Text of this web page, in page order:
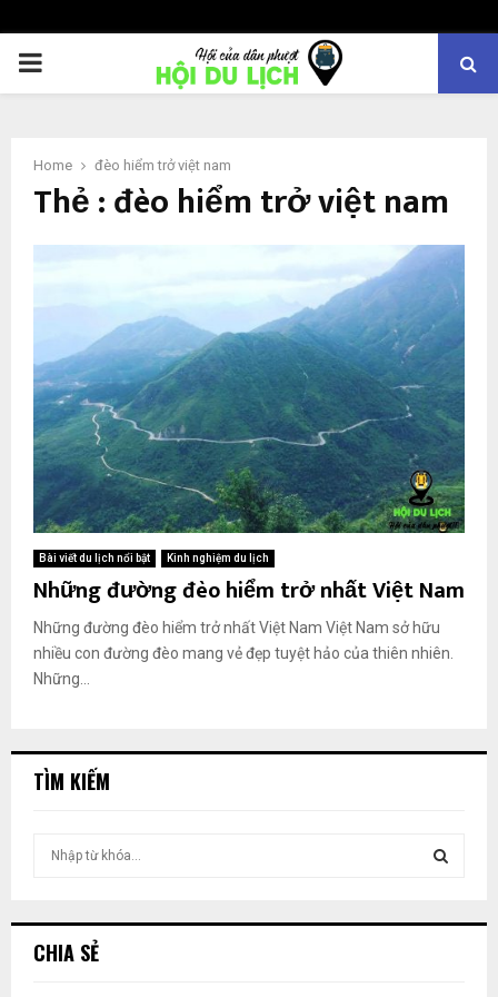
PRIMARY
Home đèo hiểm trở việt nam
Thẻ : đèo hiểm trở việt nam
Bài viết du lịch nổi bật Kinh nghiệm du lịch
Những đường đèo hiểm trở nhất Việt Nam
Những đường đèo hiểm trở nhất Việt Nam Việt Nam sở hữu
nhiều con đường đèo mang vẻ đẹp tuyệt hảo của thiên nhiên.
Những...
TÌM KIẾM
ế
CHIA SẺ